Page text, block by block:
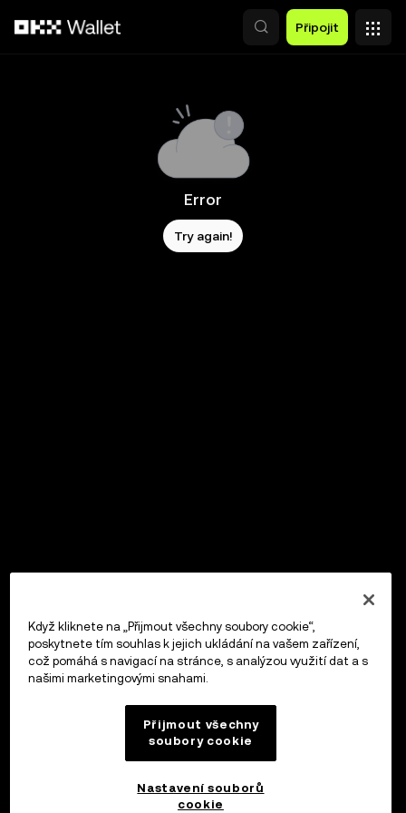
Připojit
Error
Try again!
Když kliknete na „Přijmout všechny soubory cookie“,
poskytnete tím souhlas k jejich ukládání na vašem zařízení,
což pomáhá s navigací na stránce, s analýzou využití dat a s
našimi marketingovými snahami.
Přijmout všechny
soubory cookie
Nastavení souborů
cookie